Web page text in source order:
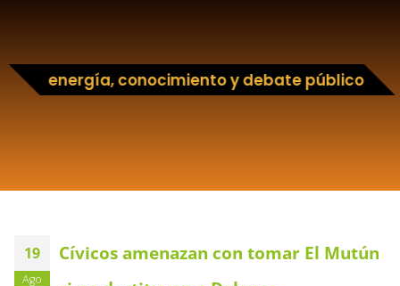
energía, conocimiento y debate público
19
Ago
Cívicos amenazan con tomar El Mutún